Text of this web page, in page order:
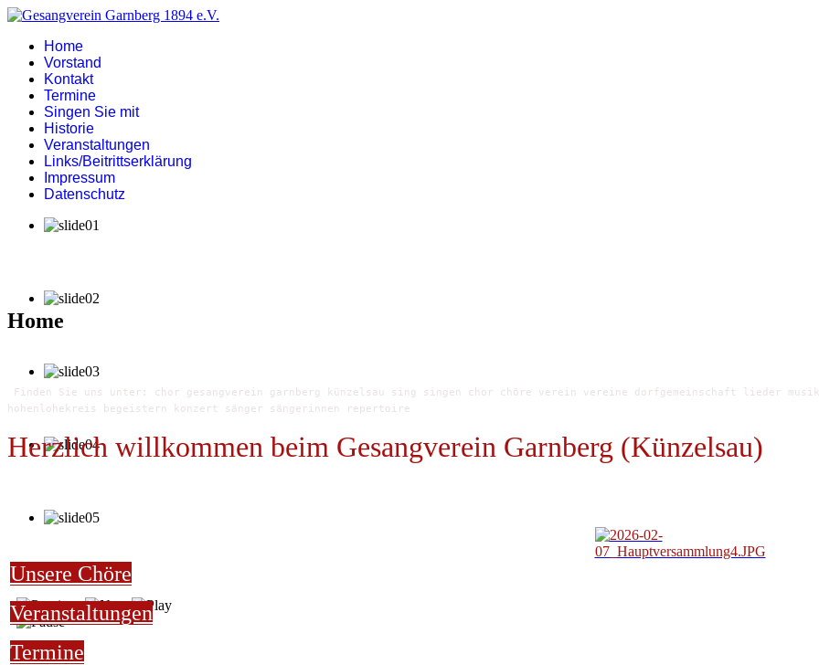
Home
Vorstand
Kontakt
Termine
Singen Sie mit
Historie
Veranstaltungen
Links/Beitrittserklärung
Impressum
Datenschutz
Home
Finden Sie uns unter: chor gesangverein garnberg künzelsau sing singen chor chöre verein vereine dorfgemeinschaft lieder
hohenlohekreis begeistern konzert sänger sängerinnen repertoire
Herzlich willkommen beim Gesangverein Garnberg (Künzelsau)
Unsere Chöre
Veranstaltungen
Termine